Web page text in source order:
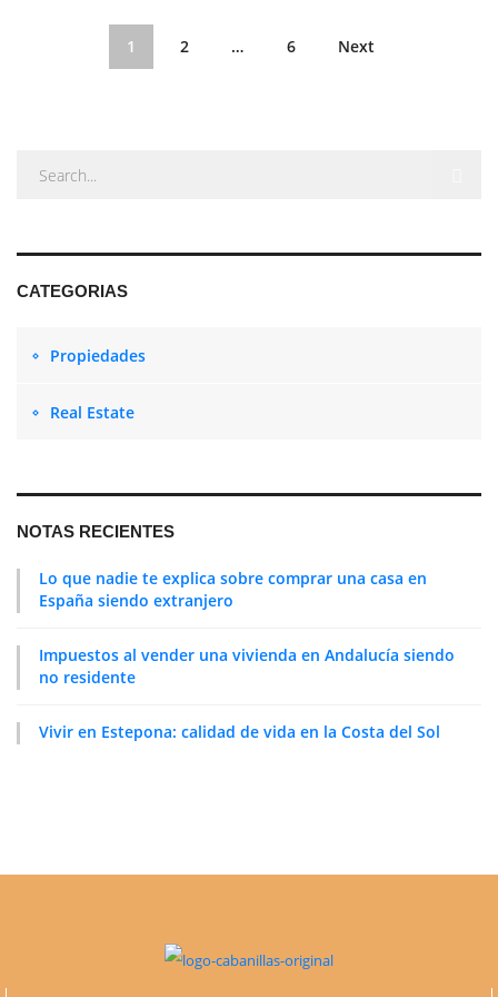
1 2 … 6 Next
CATEGORIAS
Propiedades
Real Estate
NOTAS RECIENTES
Lo que nadie te explica sobre comprar una casa en
España siendo extranjero
Impuestos al vender una vivienda en Andalucía siendo
no residente
Vivir en Estepona: calidad de vida en la Costa del Sol